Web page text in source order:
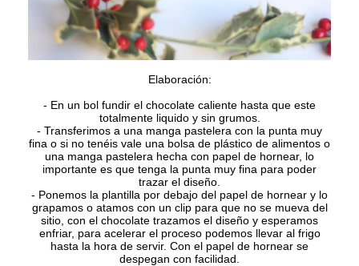
Elaboración:
- En un bol fundir el chocolate caliente hasta que este
totalmente liquido y sin grumos.
- Transferimos a una manga pastelera con la punta muy
fina o si no tenéis vale una bolsa de plástico de alimentos o
una manga pastelera hecha con papel de hornear, lo
importante es que tenga la punta muy fina para poder
trazar el diseño.
- Ponemos la plantilla por debajo del papel de hornear y lo
grapamos o atamos con un clip para que no se mueva del
sitio, con el chocolate trazamos el diseño y esperamos
enfriar, para acelerar el proceso podemos llevar al frigo
hasta la hora de servir. Con el papel de hornear se
despegan con facilidad.